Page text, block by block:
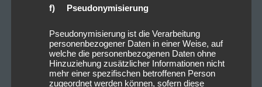
f) Pseudonymisierung
Pseudonymisierung ist die Verarbeitung
personenbezogener Daten in einer Weise, auf
welche die personenbezogenen Daten ohne
Hinzuziehung zusätzlicher Informationen nicht
mehr einer spezifischen betroffenen Person
zugeordnet werden können, sofern diese